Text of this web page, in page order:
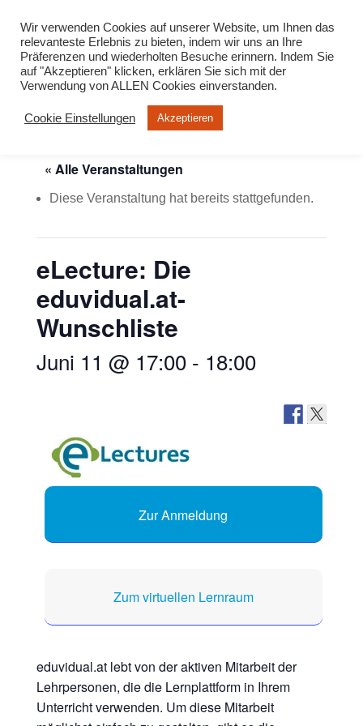
« Alle Veranstaltungen
Diese Veranstaltung hat bereits stattgefunden.
eLecture: Die
eduvidual.at-
Wunschliste
Juni 11 @ 17:00- 18:00
Zur Anmeldung
Zum virtuellen Lernraum
eduvidual.at lebt von der aktiven Mitarbeit der
Lehrpersonen, die die Lernplattform in Ihrem
Unterricht verwenden. Um diese Mitarbeit
Wir verwenden Cookies auf unserer Website, um Ihnen das
relevanteste Erlebnis zu bieten, indem wir uns an Ihre
Präferenzen und wiederholten Besuche erinnern. Indem Sie
auf "Akzeptieren" klicken, erklären Sie sich mit der
Verwendung von ALLEN Cookies einverstanden.
Cookie Einstellungen Akzeptieren